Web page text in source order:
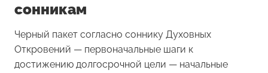
сонникам
Черный пакет согласно соннику Духовных
Откровений — первоначальные шаги к
достижению долгосрочной цели — начальные